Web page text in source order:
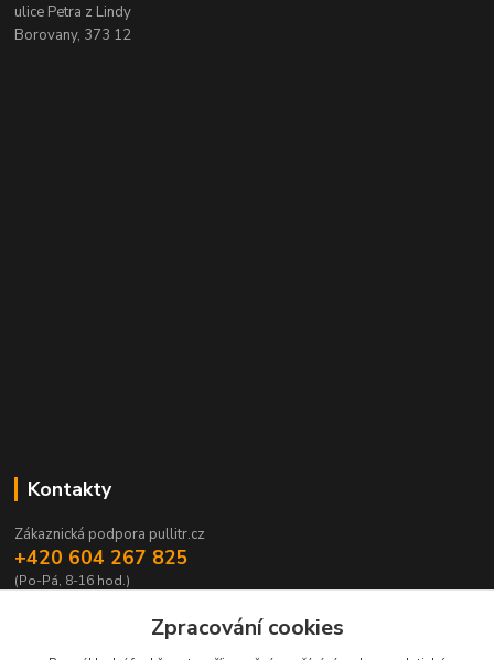
ulice Petra z Lindy
Borovany, 373 12
Kontakty
Zákaznická podpora pullitr.cz
+420 604 267 825
(Po-Pá, 8-16 hod.)
Zpracování cookies